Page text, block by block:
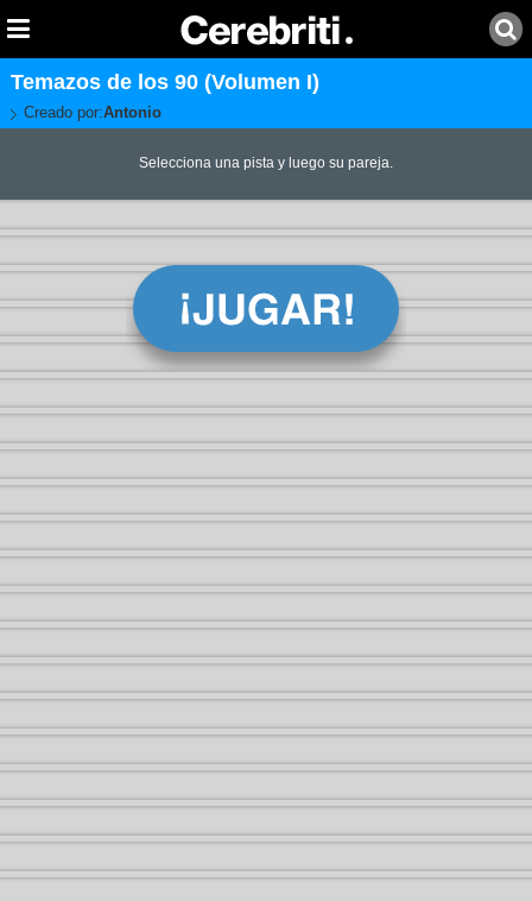
Temazos de los 90 (Volumen I)
Creado por:Antonio
Selecciona una pista y luego su pareja.